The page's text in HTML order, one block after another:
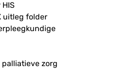
uitleg folder
zorg